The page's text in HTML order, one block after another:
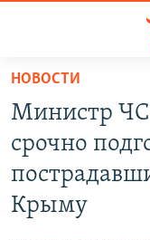
Вернуться
основному
содержанию
Вернутся
главной
СПЕЦПРОЕКТЫ
ВОДА
ИСТОРИЯ
НОВОСТИ
Министр ЧС
срочно
Крыму